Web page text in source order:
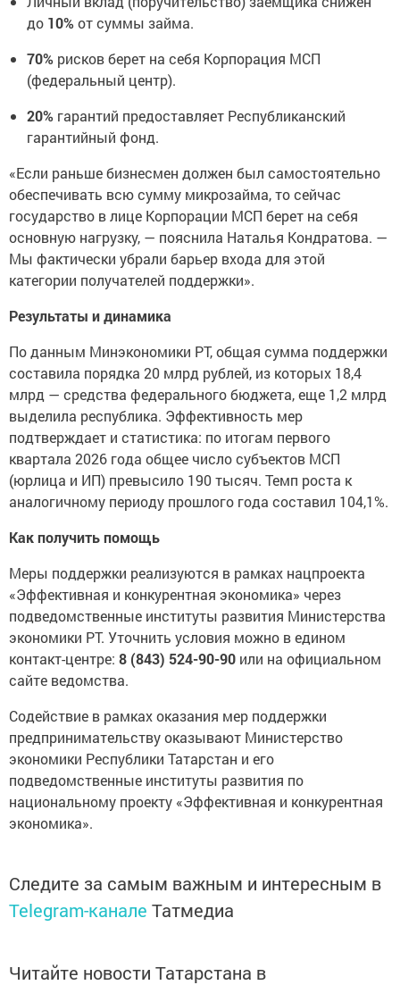
до 10%от суммы займа.
70% рисков берет на себя Корпорация МСП
(федеральный центр).
20% гарантий предоставляет Республиканский
гарантийный фонд.
«Если раньше бизнесмен должен был самостоятельно
обеспечивать всю сумму микрозайма, то сейчас
государство в лице Корпорации МСП берет на себя
основную нагрузку, — пояснила Наталья Кондратова. —
Мы фактически убрали барьер входа для этой
категории получателей поддержки».
Результаты и динамика
По данным Минэкономики РТ, общая сумма поддержки
составила порядка 20 млрд рублей, из которых 18,4
млрд — средства федерального бюджета, еще 1,2 млрд
выделила республика. Эффективность мер
подтверждает и статистика: по итогам первого
квартала 2026 года общее число субъектов МСП
(юрлица и ИП) превысило 190 тысяч. Темп роста к
аналогичному периоду прошлого года составил 104,1%.
Как получить помощь
Меры поддержки реализуются в рамках нацпроекта
«Эффективная и конкурентная экономика» через
подведомственные институты развития Министерства
экономики РТ. Уточнить условия можно в едином
контакт-центре: 8 (843) 524-90-90 или на официальном
сайте ведомства.
Содействие в рамках оказания мер поддержки
предпринимательству оказывают Министерство
экономики Республики Татарстан и его
подведомственные институты развития по
национальному проекту «Эффективная и конкурентная
экономика».
Следите за самым важным и интересным в
Telegram-канале Татмедиа
Читайте новости Татарстана в